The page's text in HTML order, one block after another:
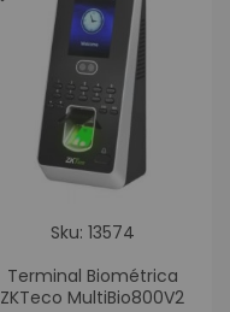
Sku: 13574
Terminal Biométrica
ZKTeco MultiBio800V2